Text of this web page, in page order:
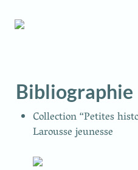
Bibliographie
Collection “Petites
Larousse jeunesse